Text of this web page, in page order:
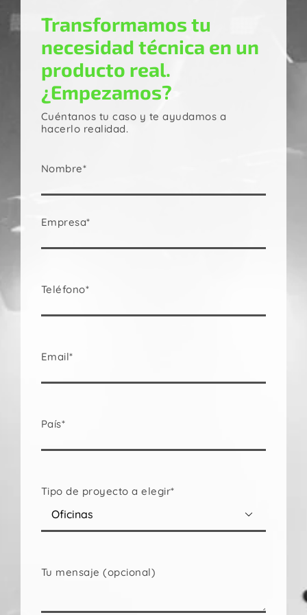
Transformamos tu
necesidad técnica en un
producto real.
¿Empezamos?
Cuéntanos tu caso y te ayudamos a
hacerlo realidad.
Nombre*
Empresa*
Teléfono*
Email*
País*
Tipo de proyecto a elegir*

Tu mensaje (opcional)